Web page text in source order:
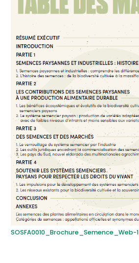
SOSFA0010_Brochure_Semence_Web-1